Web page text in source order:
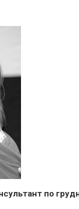
по